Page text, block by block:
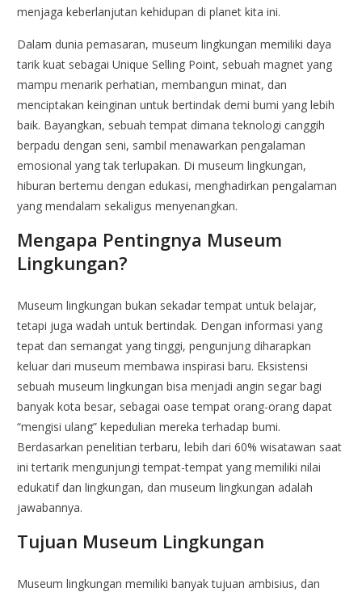
menjaga keberlanjutan kehidupan di planet kita ini.
Dalam dunia pemasaran, museum lingkungan memiliki daya
tarik kuat sebagai Unique Selling Point, sebuah magnet yang
mampu menarik perhatian, membangun minat, dan
menciptakan keinginan untuk bertindak demi bumi yang lebih
baik. Bayangkan, sebuah tempat dimana teknologi canggih
berpadu dengan seni, sambil menawarkan pengalaman
emosional yang tak terlupakan. Di museum lingkungan,
hiburan bertemu dengan edukasi, menghadirkan pengalaman
yang mendalam sekaligus menyenangkan.
Mengapa Pentingnya Museum
Lingkungan?
Museum lingkungan bukan sekadar tempat untuk belajar,
tetapi juga wadah untuk bertindak. Dengan informasi yang
tepat dan semangat yang tinggi, pengunjung diharapkan
keluar dari museum membawa inspirasi baru. Eksistensi
sebuah museum lingkungan bisa menjadi angin segar bagi
banyak kota besar, sebagai oase tempat orang-orang dapat
“mengisi ulang” kepedulian mereka terhadap bumi.
Berdasarkan penelitian terbaru, lebih dari 60% wisatawan saat
ini tertarik mengunjungi tempat-tempat yang memiliki nilai
edukatif dan lingkungan, dan museum lingkungan adalah
jawabannya.
Tujuan Museum Lingkungan
Museum lingkungan memiliki banyak tujuan ambisius, dan